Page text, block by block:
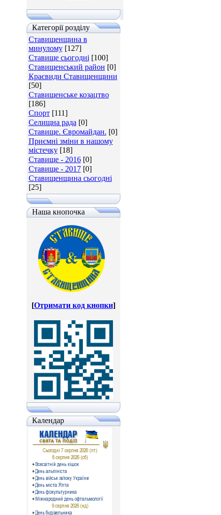
Категорії розділу
Ставищенщина в
минулому [127]
Ставище сьогодні [100]
Ставищенський район [0]
Краєвиди Ставищенщини
[50]
Ставищенське козацтво
[186]
Спорт [111]
Селищна рада [0]
Ставище. Євромайдан. [0]
Приємні зміни в нашому
містечку [18]
Ставище - 2016 [0]
Ставище - 2017 [0]
Ставищенщина сьогодні
[25]
Наша кнопочка
[Отримати код кнопки]
Календар